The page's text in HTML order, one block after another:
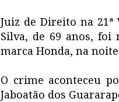
Juiz de Direito na 21ª
Silva, de 69 anos,
marca Honda, na
O crime aconteceu
Jaboatão dos